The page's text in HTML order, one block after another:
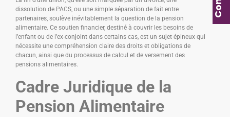
dissolution de PACS, ou une simple séparation de fait entre
partenaires, soulève inévitablement la question de la pension
alimentaire. Ce soutien financier, destiné à couvrir les besoins de
l’enfant ou de l’ex-conjoint dans certains cas, est un sujet épineux qui
nécessite une compréhension claire des droits et obligations de
chacun, ainsi que du processus de calcul et de versement des
pensions alimentaires.
Cadre Juridique de la
Pension Alimentaire